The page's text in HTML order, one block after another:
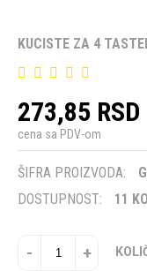
KUCISTE ZA 4
273,85 RSD
cena sa PDV-om
ŠIFRA PROIZVODA:
DOSTUPNOST:
11
- +